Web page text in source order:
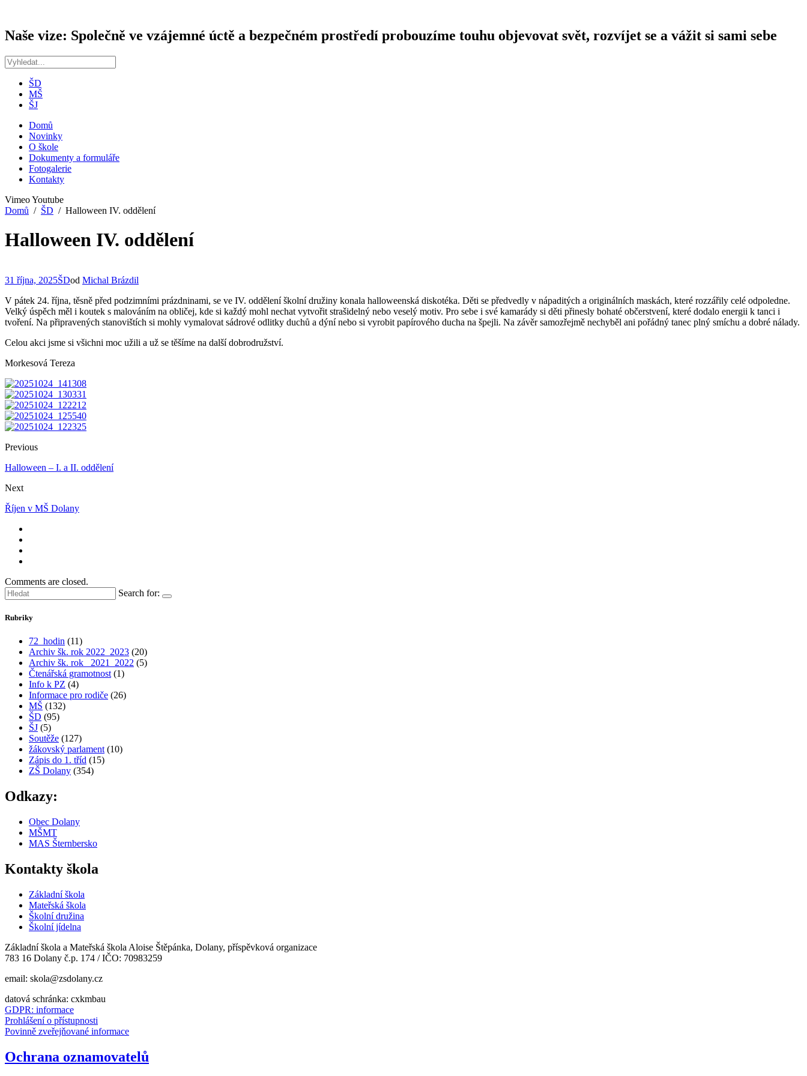
Naše vize: Společně ve vzájemné úctě a bezpečném prostředí probouzíme touhu objevovat svět, rozvíjet se a vážit si sami sebe
ŠD
MŠ
ŠJ
Domů
Novinky
O škole
Dokumenty a formuláře
Fotogalerie
Kontakty
VimeoYoutube
Domů
ŠD Halloween IV. oddělení
Halloween IV. oddělení
31 října, 2025ŠDod Michal Brázdil
V pátek 24. října, těsně před podzimními prázdninami, se ve IV. oddělení školní družiny konala halloweenská diskotéka. Děti se předvedly v nápaditých a originálních maskách, které rozzářily celé odpoledne.
Velký úspěch měl i koutek s malováním na obličej, kde si každý mohl nechat vytvořit strašidelný nebo veselý motiv. Pro sebe i své kamarády si děti přinesly bohaté občerstvení, které dodalo energii k tanci i
tvoření. Na připravených stanovištích si mohly vymalovat sádrové odlitky duchů a dýní nebo si vyrobit papírového ducha na špejli. Na závěr samozřejmě nechyběl ani pořádný tanec plný smíchu a dobré nálady.
Celou akci jsme si všichni moc užili a už se těšíme na další dobrodružství.
Morkesová Tereza
Previous
Halloween – I. a II. oddělení
Next
Říjen v MŠ Dolany
Comments are closed.
Search for:
Rubriky
72_hodin (11)
Archiv šk. rok 2022_2023 (20)
Archiv šk. rok_ 2021_2022 (5)
Čtenářská gramotnost (1)
Info k PZ (4)
Informace pro rodiče (26)
MŠ (132)
ŠD (95)
ŠJ (5)
Soutěže (127)
žákovský parlament (10)
Zápis do 1. tříd (15)
ZŠ Dolany (354)
Odkazy:
Obec Dolany
MŠMT
MAS Šternbersko
Kontakty škola
Základní škola
Mateřská škola
Školní družina
Školní jídelna
Základní škola a Mateřská škola Aloise Štěpánka, Dolany, příspěvková organizace
783 16 Dolany č.p. 174 / IČO: 70983259
email: skola@zsdolany.cz
datová schránka: cxkmbau
GDPR: informace
Prohlášení o přístupnosti
Povinně zveřejňované informace
Ochrana oznamovatelů